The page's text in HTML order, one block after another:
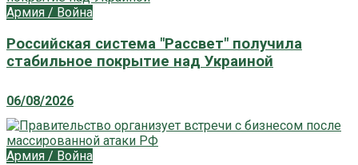
Армия / Война
Российская система "Рассвет" получила
стабильное покрытие над Украиной
06/08/2026
Армия / Война